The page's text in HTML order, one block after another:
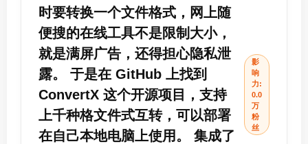
时要转换一个文件格式，网上随
便搜的在线工具不是限制大小，
就是满屏广告，还得担心隐私泄
露。 于是在 GitHub 上找到
ConvertX 这个开源项目，支持
上千种格文件式互转，可以部署
在自己本地电脑上使用。 集成了
影
响
力:
0.0
万
粉
丝